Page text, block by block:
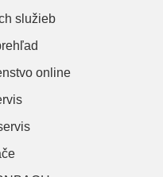
služieb
online